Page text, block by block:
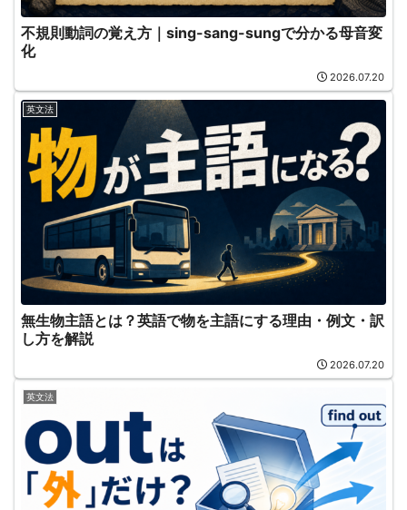
不規則動詞の覚え方｜sing-sang-sungで分かる母音変
化
2026.07.20
英文法
無生物主語とは？英語で物を主語にする理由・例文・訳
し方を解説
2026.07.20
英文法